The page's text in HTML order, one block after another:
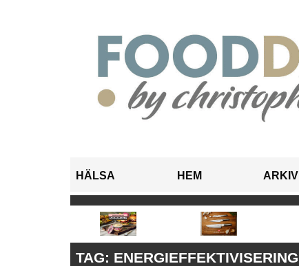
HÄLSA HEM ARKIV
TAG: ENERGIEFFEKTIVISERING